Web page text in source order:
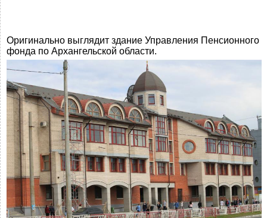
Оригинально выглядит здание Управления Пенсионного
фонда по Архангельской области.